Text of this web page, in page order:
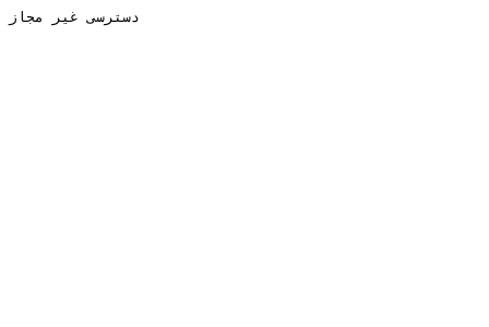
دسترسی غیر مجاز